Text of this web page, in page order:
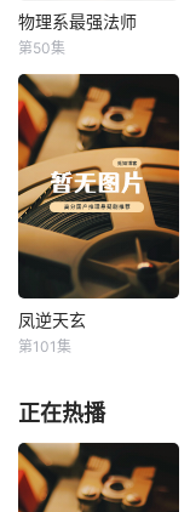
物理系最强法师
物理系最强法师
第50集
凤逆天玄
凤逆天玄
第101集
正在热播